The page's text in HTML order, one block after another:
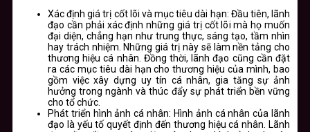
Xác định giá trị cốt lõi và mục tiêu dài hạn: Đầu tiên, lãnh
đạo cần phải xác định những giá trị cốt lõi mà họ muốn
đại diện, chẳng hạn như trung thực, sáng tạo, tầm nhìn
hay trách nhiệm. Những giá trị này sẽ làm nền tảng cho
thương hiệu cá nhân. Đồng thời, lãnh đạo cũng cần đặt
ra các mục tiêu dài hạn cho thương hiệu của mình, bao
gồm việc xây dựng uy tín cá nhân, gia tăng sự ảnh
hưởng trong ngành và thúc đẩy sự phát triển bền vững
cho tổ chức.
Phát triển hình ảnh cá nhân: Hình ảnh cá nhân của lãnh
đạo là yếu tố quyết định đến thương hiệu cá nhân. Lãnh